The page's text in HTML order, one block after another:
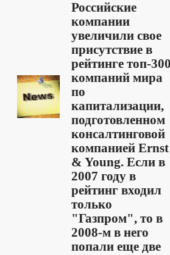
Российские
компании
увеличили свое
присутствие в
рейтинге топ-
компаний мира
по
капитализации,
подготовленном
консалтинговой
компанией Ernst
& Young. Если в
2007 году в
рейтинг входил
только
"Газпром", то в
2008-м в него
попали еще две